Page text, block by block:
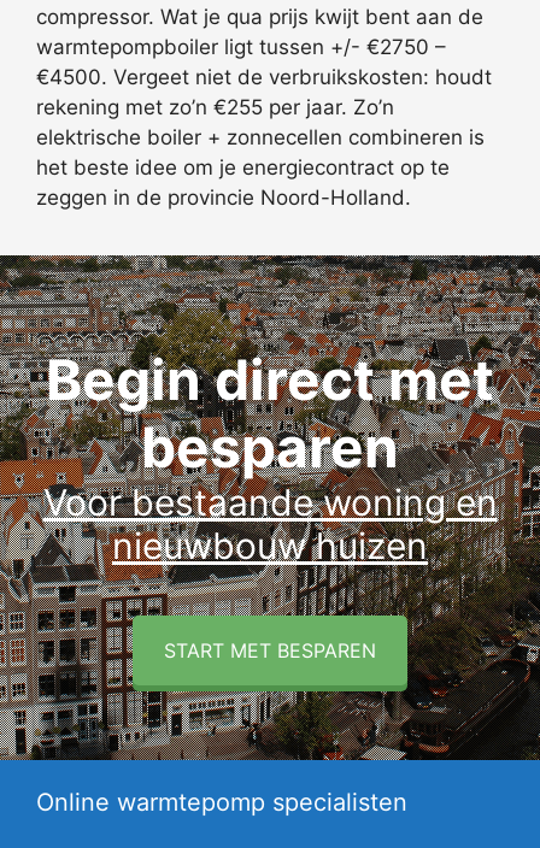
compressor. Wat je qua prijs kwijt bent aan de
warmtepompboiler ligt tussen +/- €2750 –
€4500. Vergeet niet de verbruikskosten: houdt
rekening met zo’n €255 per jaar. Zo’n
elektrische boiler + zonnecellen combineren is
het beste idee om je energiecontract op te
zeggen in de provincie Noord-Holland.
Begin direct met
besparen
Voor bestaande woning en
nieuwbouw huizen
START MET BESPAREN
Online warmtepomp specialisten